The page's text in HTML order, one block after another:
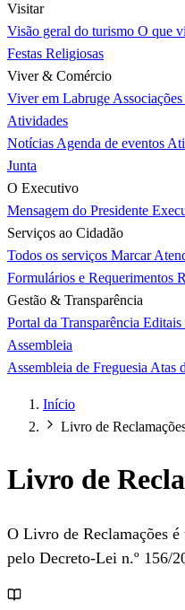
Visitar
Visão geral do turismo O que
Festas Religiosas
Viver & Comércio
Viver em Labruge Associações
Atividades
Notícias Agenda de eventos
Junta
O Executivo
Mensagem do Presidente
Serviços ao Cidadão
Todos os serviços Marcar
Formulários e Requerimentos
Gestão & Transparência
Portal da Transparência Editais
Assembleia
Assembleia de Freguesia Atas
Início
Livro de
Livro de
O Livro de Reclamações
pelo Decreto-Lei n.º 156/